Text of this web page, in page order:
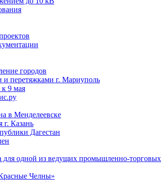
городов
перетяжками г. Мариуполь
9 мая
в Менделеевске
Казань
Дагестан
для одной из ведущих промышленно-
Челны»